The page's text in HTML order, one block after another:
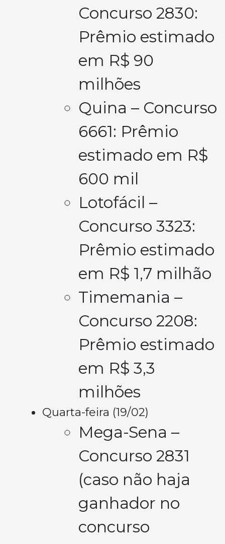
Concurso 2830:
Prêmio estimado
em R$ 90
milhões
Quina – Concurso
6661: Prêmio
estimado em R$
600 mil
Lotofácil –
Concurso 3323:
Prêmio estimado
em R$ 1,7 milhão
Timemania –
Concurso 2208:
Prêmio estimado
em R$ 3,3
milhões
Quarta-feira (19/02)
Mega-Sena –
Concurso 2831
(caso não haja
ganhador no
concurso